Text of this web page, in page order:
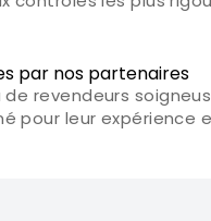
par nos partenaires
de revendeurs
pour leur expérience